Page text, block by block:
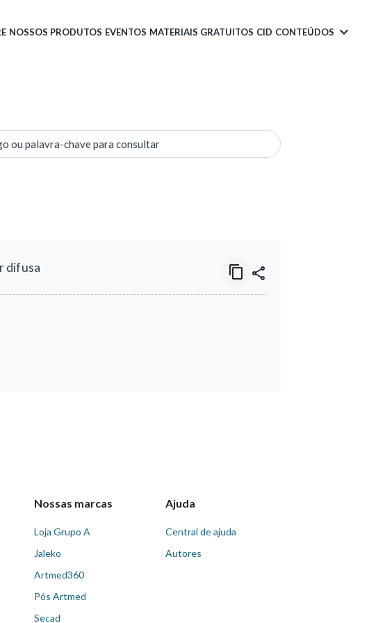
NOSSOS PRODUTOS EVENTOS MATERIAIS GRATUITOS CID CONTEÚDOS
ou palavra-chave para consultar
difusa
Nossas marcas
Loja Grupo A
Jaleko
Artmed360
Pós Artmed
Secad
Ajuda
Central de ajuda
Autores